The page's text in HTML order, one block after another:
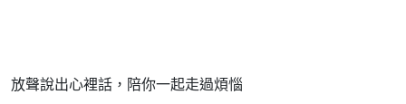
放聲說出心裡話，陪你一起走過煩惱